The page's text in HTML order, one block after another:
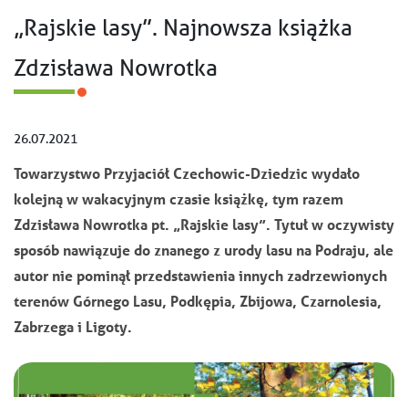
„Rajskie lasy”. Najnowsza książka
Zdzisława Nowrotka
26.07.2021
Towarzystwo Przyjaciół Czechowic-Dziedzic wydało
kolejną w wakacyjnym czasie książkę, tym razem
Zdzisława Nowrotka pt. „Rajskie lasy”. Tytuł w oczywisty
sposób nawiązuje do znanego z urody lasu na Podraju, ale
autor nie pominął przedstawienia innych zadrzewionych
terenów Górnego Lasu, Podkępia, Zbijowa, Czarnolesia,
Zabrzega i Ligoty.